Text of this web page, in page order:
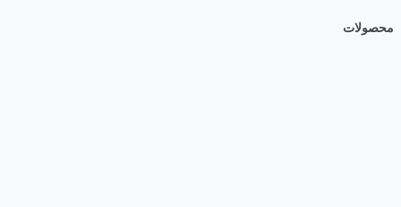
محصولات